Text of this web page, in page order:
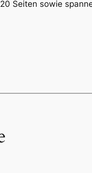
Seiten sowie